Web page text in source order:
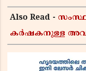
Also Read -
കർഷകനുള്ള
രൂപയുടെ